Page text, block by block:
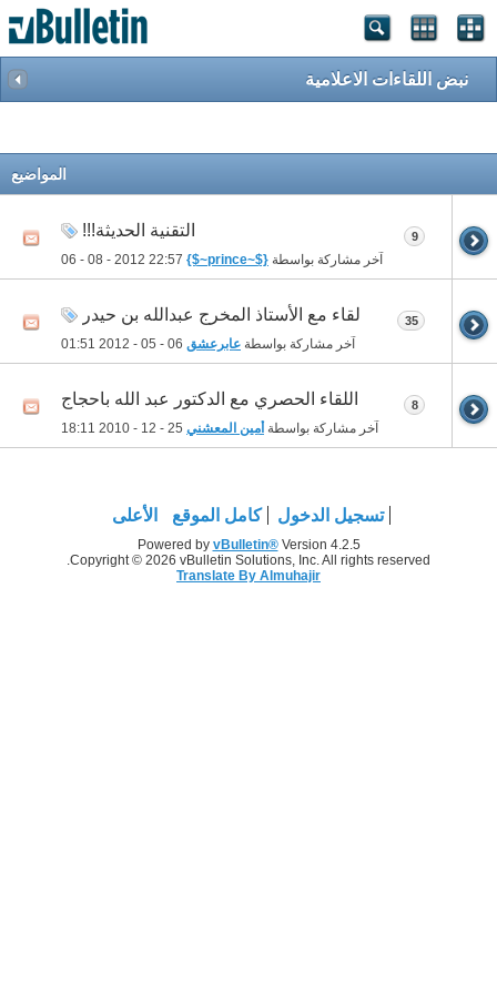
نبض اللقاءات الاعلامية
المواضيع
التقنية الحديثة!!!
آخر مشاركة بواسطة {$~prince~$}
22:57
9
لقاء مع الأستاذ المخرج عبدالله بن حيدر
آخر مشاركة بواسطة عابرعشق 01:51
35
اللقاء الحصري مع الدكتور عبد الله باحجاج
آخر مشاركة بواسطة أمين المعشني 18:11
8
تسجيل الدخول كامل الموقع الأعلى
Powered by vBulletin®Version 4.2.5
Copyright © 2026 vBulletin Solutions, Inc. All rights reserved.
Translate By Almuhajir